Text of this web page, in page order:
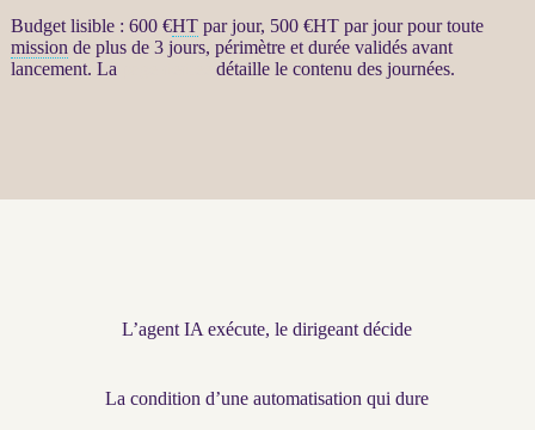
Budget lisible : 600 €HTpar jour, 500 €HTpar jour pour toute
mission de plus de 3 jours, périmètre et durée validés avant
lancement. La
détaille le contenu des journées.
L’agent IA exécute, le dirigeant décide
La condition d’une automatisation qui dure